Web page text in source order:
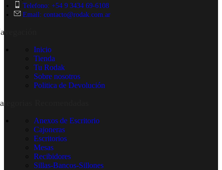
página
de
producto
Telefono: +54 9 3434 69-6108
Email: contacto@rodak.com.ar
Inicio
Tienda
Tu Rodak
Sobre nosotros
Politica de Devolución
Recomendadas
Anexos de Escritorio
Cajoneras
Escritorios
Mesas
Recibidores
Sillas-Bancos-Sillones